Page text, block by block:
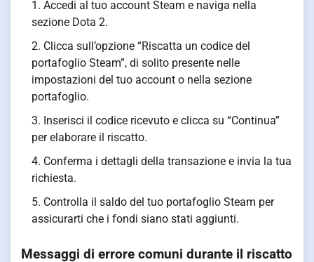
Accedi al tuo account Steam e naviga nella
sezione Dota 2.
Clicca sull’opzione “Riscatta un codice del
portafoglio Steam”, di solito presente nelle
impostazioni del tuo account o nella sezione
portafoglio.
Inserisci il codice ricevuto e clicca su “Continua”
per elaborare il riscatto.
Conferma i dettagli della transazione e invia la tua
richiesta.
Controlla il saldo del tuo portafoglio Steam per
assicurarti che i fondi siano stati aggiunti.
Messaggi di errore comuni durante il riscatto